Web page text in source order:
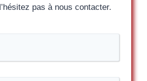
pas à nous contacter.